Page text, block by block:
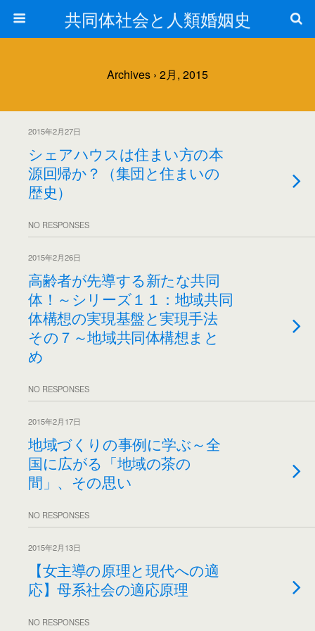
共同体社会と人類婚姻史
Archives › 2月, 2015
2015年2月27日
シェアハウスは住まい方の本
源回帰か？（集団と住まいの
歴史）
NO RESPONSES
2015年2月26日
高齢者が先導する新たな共同
体！～シリーズ１１：地域共同
体構想の実現基盤と実現手法
その７～地域共同体構想まと
め
NO RESPONSES
2015年2月17日
地域づくりの事例に学ぶ～全
国に広がる「地域の茶の
間」、その思い
NO RESPONSES
2015年2月13日
【女主導の原理と現代への適
応】母系社会の適応原理
NO RESPONSES